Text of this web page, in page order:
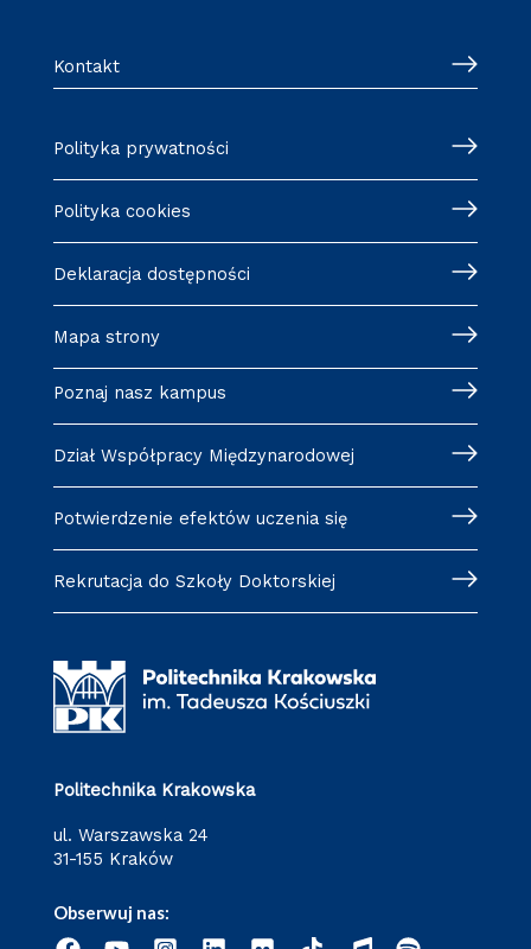
Kontakt
Polityka prywatności
Polityka cookies
Deklaracja dostępności
Mapa strony
Poznaj nasz kampus
Dział Współpracy Międzynarodowej
Potwierdzenie efektów uczenia się
Rekrutacja do Szkoły Doktorskiej
Politechnika Krakowska
ul. Warszawska 24
31-155 Kraków
Obserwuj nas: